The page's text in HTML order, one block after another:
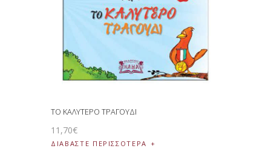
ΤΟ ΚΑΛΥΤΕΡΟ ΤΡΑΓΟΥΔΙ
11 ,70€
ΔΙΑΒΆΣΤΕ ΠΕΡΙΣΣΌΤΕΡΑ